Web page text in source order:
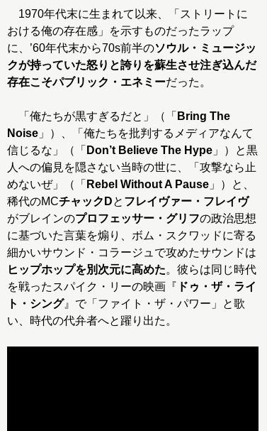
1970年代末に生まれて以来、「ストリートに
おける俺の存在感」を示すものだったラップ
に、’60年代末から70s前半のソウル・ミュージッ
クが持っていた怒りと誇りを蘇生させ注ぎ込んだ
存在こそパブリック・エネミーだった。
「俺たちが黒すぎるだと」（「 Bring The
Noise 」）、「俺たちを批判するメディアなんて
信じるな」（「 Don’t Believe The Hype 」）と黒
人への偏見を隠さない当時の世に、「攻撃なら止
めないぜ」（「 Rebel Without A Pause 」）と、
稀代のMCチャックDと フレイヴァー・フレイヴ
がブレインのプロフェッサー・グリフの政治思想
に基づいた言葉を煽り、ボム・スクワッドに寄る
細かいサウンド・コラージュで攻めたサウンドは
ヒップホップを別次元に高めた。彼らは同じ時代
を戦ったスパイク・リーの映画『 ドゥ・ザ・ライ
ト・シング』で「ファイト・ザ・パワー」と歌
い、時代の代弁者へと躍り出た。